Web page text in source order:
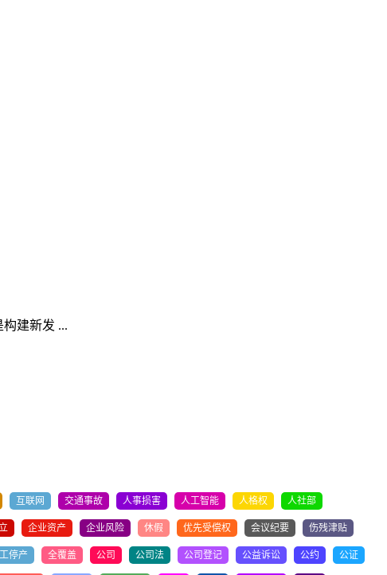
建新发 ...
互联网 交通事故 人事损害 人工智能 人格权 人社部
企业资产 企业风险 休假 优先受偿权 会议纪要 伤残津贴
停产 全覆盖 公司 公司法 公司登记 公益诉讼 公约 公证